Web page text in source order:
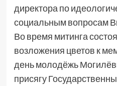
директора по
социальным вопросам
Во время митинга
возложения цветов к
день молодёжь
присягу